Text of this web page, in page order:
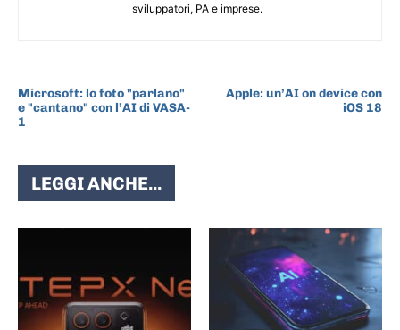
sviluppatori, PA e imprese.
Microsoft: lo foto "parlano"
e "cantano" con l’AI di VASA-
1
Apple: un’AI on device con
iOS 18
LEGGI ANCHE...